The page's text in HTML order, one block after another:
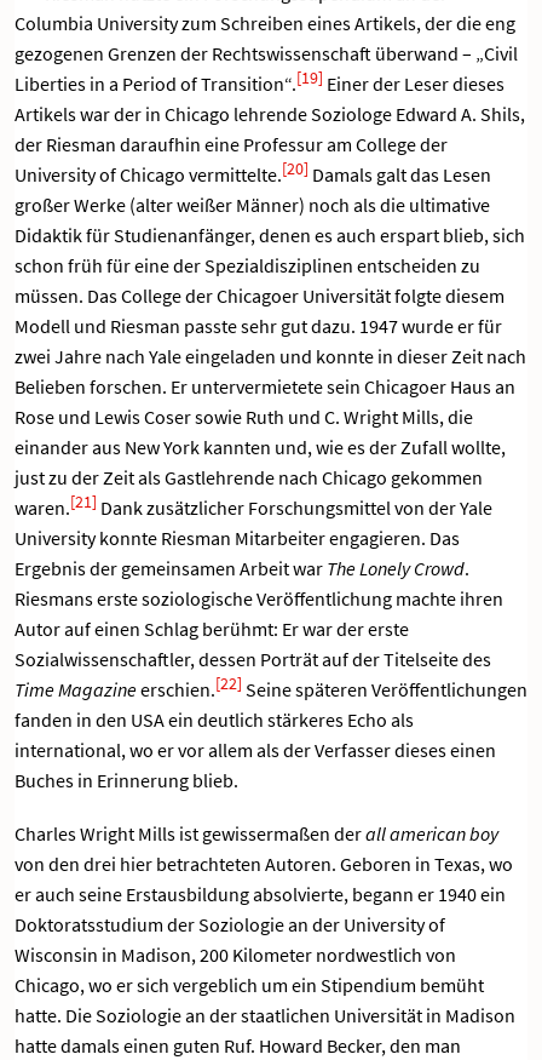
Columbia University zum Schreiben eines Artikels, der die eng
gezogenen Grenzen der Rechtswissenschaft überwand – „Civil
Liberties in a Period of Transition“.[19] Einer der Leser dieses
Artikels war der in Chicago lehrende Soziologe Edward A. Shils,
der Riesman daraufhin eine Professur am College der
University of Chicago vermittelte.[20] Damals galt das Lesen
großer Werke (alter weißer Männer) noch als die ultimative
Didaktik für Studienanfänger, denen es auch erspart blieb, sich
schon früh für eine der Spezialdisziplinen entscheiden zu
müssen. Das College der Chicagoer Universität folgte diesem
Modell und Riesman passte sehr gut dazu. 1947 wurde er für
zwei Jahre nach Yale eingeladen und konnte in dieser Zeit nach
Belieben forschen. Er untervermietete sein Chicagoer Haus an
Rose und Lewis Coser sowie Ruth und C. Wright Mills, die
einander aus New York kannten und, wie es der Zufall wollte,
just zu der Zeit als Gastlehrende nach Chicago gekommen
waren.[21] Dank zusätzlicher Forschungsmittel von der Yale
University konnte Riesman Mitarbeiter engagieren. Das
Ergebnis der gemeinsamen Arbeit war The Lonely Crowd.
Riesmans erste soziologische Veröffentlichung machte ihren
Autor auf einen Schlag berühmt: Er war der erste
Sozialwissenschaftler, dessen Porträt auf der Titelseite des
Time Magazineerschien.[22] Seine späteren Veröffentlichungen
fanden in den USA ein deutlich stärkeres Echo als
international, wo er vor allem als der Verfasser dieses einen
Buches in Erinnerung blieb.
Charles Wright Mills ist gewissermaßen derall american boy
von den drei hier betrachteten Autoren. Geboren in Texas, wo
er auch seine Erstausbildung absolvierte, begann er 1940 ein
Doktoratsstudium der Soziologie an der University of
Wisconsin in Madison, 200 Kilometer nordwestlich von
Chicago, wo er sich vergeblich um ein Stipendium bemüht
hatte. Die Soziologie an der staatlichen Universität in Madison
hatte damals einen guten Ruf. Howard Becker, den man